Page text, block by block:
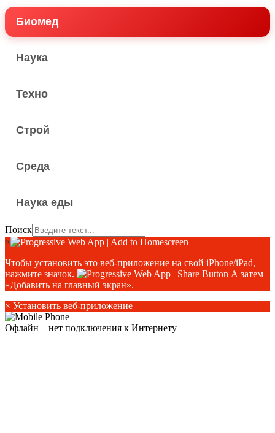
Биомед
Наука
Техно
Строй
Среда
Наука еды
Поиск
×
Чтобы установить это веб-приложение на свой iPhone/iPad,
нажмите значок.
А затем
«Добавить на главный экран».
× Установить веб-приложение
Офлайн – нет подключения к Интернету